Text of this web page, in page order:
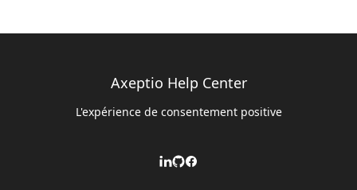
Axeptio Help Center
L'expérience de consentement positive